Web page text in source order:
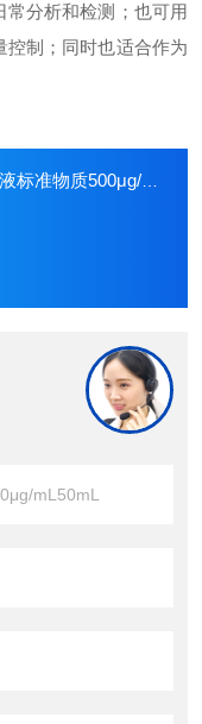
分析和检测；也可用
制；同时也适合作为
质500μg/mL500mL